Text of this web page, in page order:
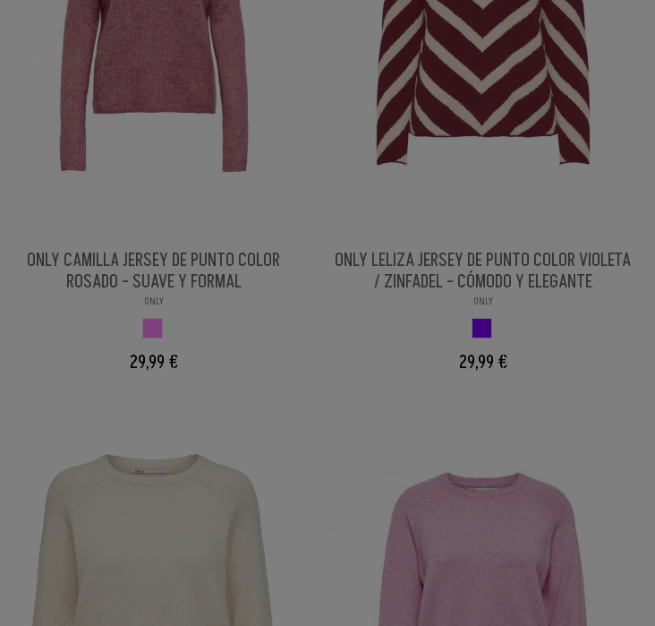
ONLY CAMILLA JERSEY DE PUNTO COLOR
ROSADO - SUAVE Y FORMAL
ONLY
29,99 €
ONLY LELIZA JERSEY DE PUNTO COLOR VIOLETA
/ ZINFADEL - CÓMODO Y ELEGANTE
ONLY
29,99 €